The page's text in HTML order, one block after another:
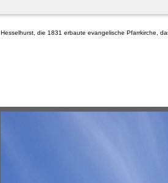
Hesselhurst, die 1831 erbaute evangelische Pfarrkirche,